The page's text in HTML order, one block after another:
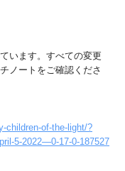
います。すべての変更
ノートをご確認くださ
children-of-the-light/?
5-2022—0-17-0-187527